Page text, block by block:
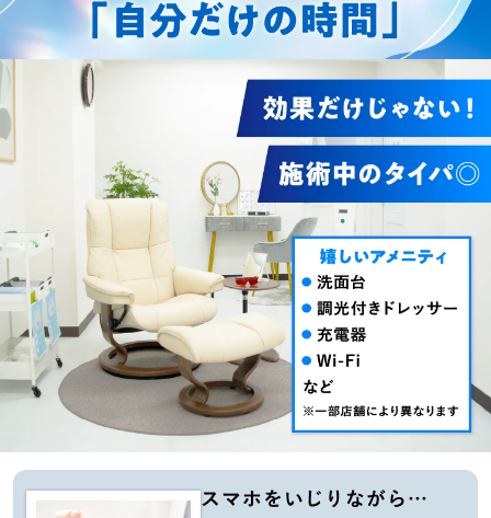
スマホをいじりながら…